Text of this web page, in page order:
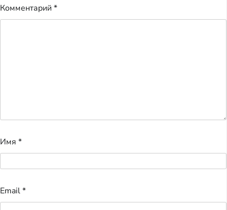
Комментарий *
Имя *
Email*